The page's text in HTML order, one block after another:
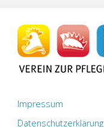
Impressum
Datenschutzerklärung